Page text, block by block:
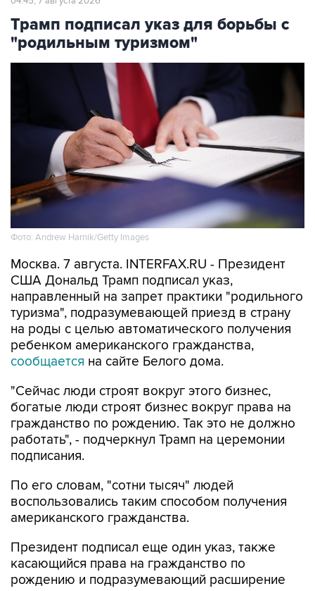
Трамп подписал указ для борьбы с
"родильным туризмом"
Фото: Andrew Harnik/Getty Images
Москва. 7 августа. INTERFAX.RU - Президент
США Дональд Трамп подписал указ,
направленный на запрет практики "родильного
туризма", подразумевающей приезд в страну
на роды с целью автоматического получения
ребенком американского гражданства,
сообщается на сайте Белого дома.
"Сейчас люди строят вокруг этого бизнес,
богатые люди строят бизнес вокруг права на
гражданство по рождению. Так это не должно
работать", - подчеркнул Трамп на церемонии
подписания.
По его словам, "сотни тысяч" людей
воспользовались таким способом получения
американского гражданства.
Президент подписал еще один указ, также
касающийся права на гражданство по
рождению и подразумевающий расширение